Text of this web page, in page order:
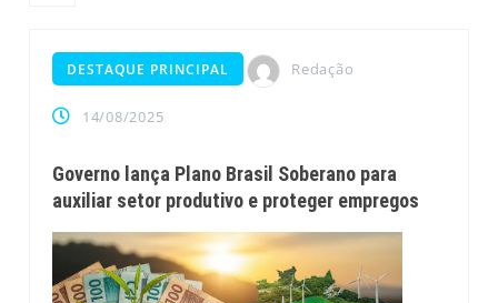
DESTAQUE PRINCIPAL Redação
14/08/2025
Governo lança Plano Brasil Soberano para
auxiliar setor produtivo e proteger empregos